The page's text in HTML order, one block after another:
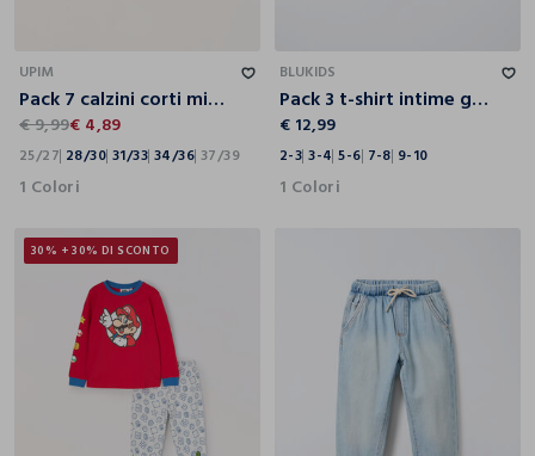
UPIM
Pack 7 calzini corti misto cotone
€ 9,99€ 4,89
25/27 28/30 31/33 34/36 37/39
1 Colori
BLUKIDS
Pack 3 t-shirt intime girocollo in costina di puro cotone bambino
€ 12,99
2-3 3-4 5-6 7-8 9-10
1 Colori
30% + 30% DI SCONTO